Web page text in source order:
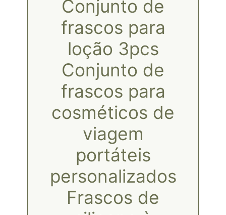
Conjunto de
frascos para
loção 3pcs
Conjunto de
frascos para
cosméticos de
viagem
portáteis
personalizados
Frascos de